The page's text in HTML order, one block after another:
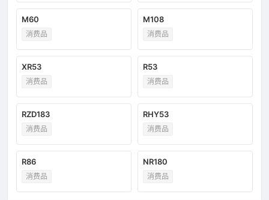
M60
消费品
M108
消费品
XR53
消费品
R53
消费品
RZD183
消费品
RHY53
消费品
R86
消费品
NR180
消费品